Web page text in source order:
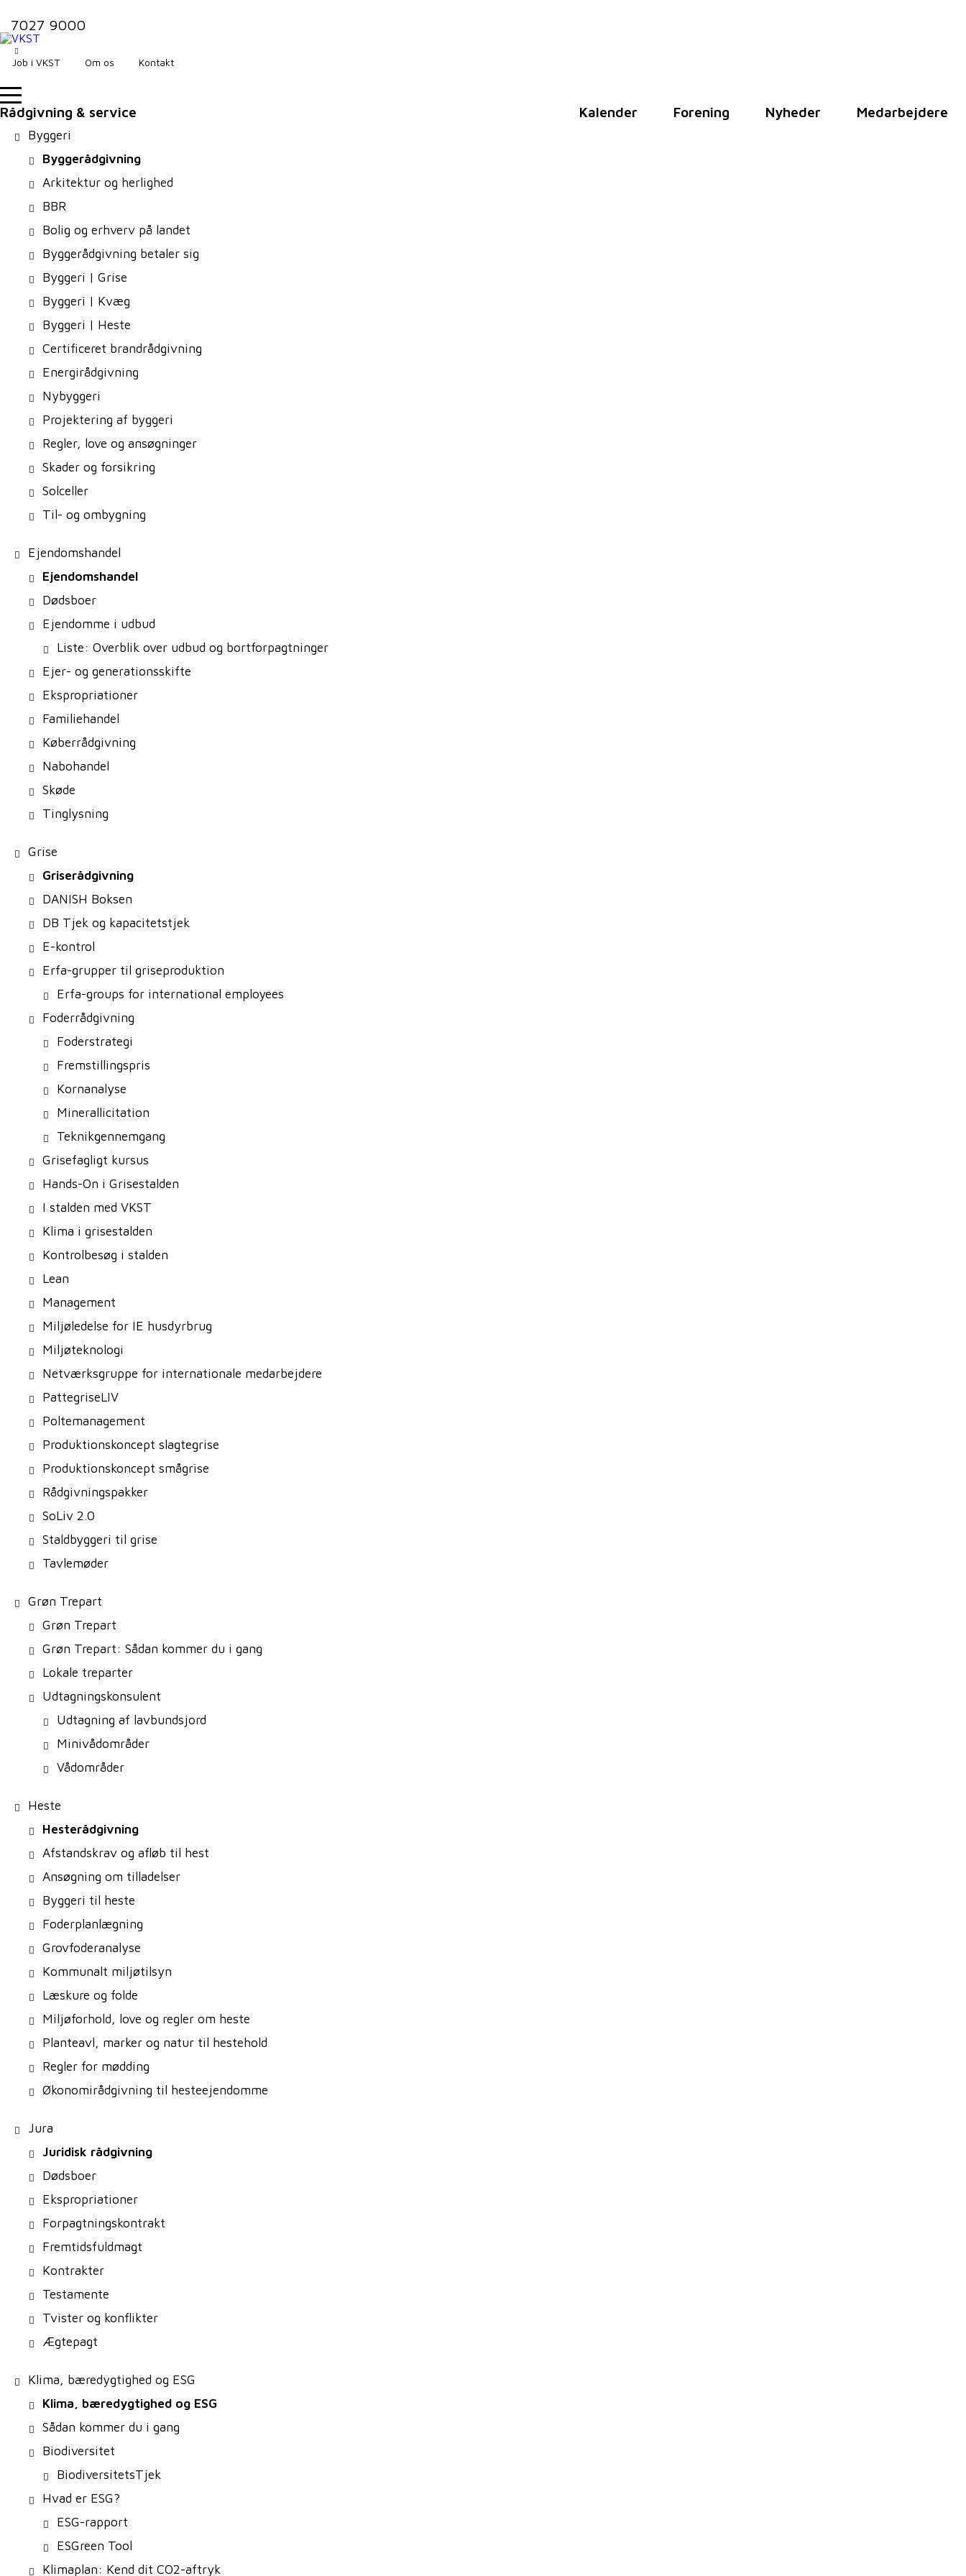
7027 9000
Job i VKST Om os Kontakt
Rådgivning & service
Byggeri
Byggerådgivning
Arkitektur og herlighed
BBR
Bolig og erhverv på landet
Byggerådgivning betaler sig
Byggeri | Grise
Byggeri | Kvæg
Byggeri | Heste
Certificeret brandrådgivning
Energirådgivning
Nybyggeri
Projektering af byggeri
Regler, love og ansøgninger
Skader og forsikring
Solceller
Til- og ombygning
Ejendomshandel
Ejendomshandel
Dødsboer
Ejendomme i udbud
Liste: Overblik over udbud og bortforpagtninger
Ejer- og generationsskifte
Ekspropriationer
Familiehandel
Køberrådgivning
Nabohandel
Skøde
Tinglysning
Grise
Griserådgivning
DANISH Boksen
DB Tjek og kapacitetstjek
E-kontrol
Erfa-grupper til griseproduktion
Erfa-groups for international employees
Foderrådgivning
Foderstrategi
Fremstillingspris
Kornanalyse
Minerallicitation
Teknikgennemgang
Grisefagligt kursus
Hands-On i Grisestalden
I stalden med VKST
Klima i grisestalden
Kontrolbesøg i stalden
Lean
Management
Miljøledelse for IE husdyrbrug
Miljøteknologi
Netværksgruppe for internationale medarbejdere
PattegriseLIV
Poltemanagement
Produktionskoncept slagtegrise
Produktionskoncept smågrise
Rådgivningspakker
SoLiv 2.0
Staldbyggeri til grise
Tavlemøder
Grøn Trepart
Grøn Trepart
Grøn Trepart: Sådan kommer du i gang
Lokale treparter
Udtagningskonsulent
Udtagning af lavbundsjord
Minivådområder
Vådområder
Heste
Hesterådgivning
Afstandskrav og afløb til hest
Ansøgning om tilladelser
Byggeri til heste
Foderplanlægning
Grovfoderanalyse
Kommunalt miljøtilsyn
Læskure og folde
Miljøforhold, love og regler om heste
Planteavl, marker og natur til hestehold
Regler for mødding
Økonomirådgivning til hesteejendomme
Jura
Juridisk rådgivning
Dødsboer
Ekspropriationer
Forpagtningskontrakt
Fremtidsfuldmagt
Kontrakter
Testamente
Tvister og konflikter
Ægtepagt
Klima, bæredygtighed og ESG
Klima, bæredygtighed og ESG
Sådan kommer du i gang
Biodiversitet
BiodiversitetsTjek
Hvad er ESG?
ESG-rapport
ESGreen Tool
Klimaplan: Kend dit CO2-aftryk
Kalender Forening Nyheder Medarbejdere